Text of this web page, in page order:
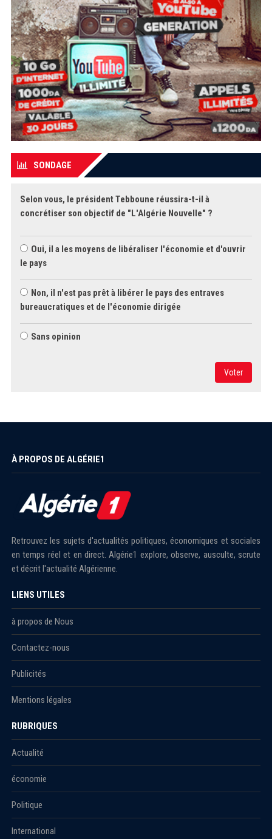
SONDAGE
Selon vous, le président Tebboune réussira-t-il à
concrétiser son objectif de "L'Algérie Nouvelle" ?
Oui, il a les moyens de libéraliser l'économie et d'ouvrir
le pays
Non, il n'est pas prêt à libérer le pays des entraves
bureaucratiques et de l'économie dirigée
Sans opinion
Voter
À PROPOS DE ALGÉRIE1
Retrouvez les sujets d'actualités politiques, économiques et sociales
en temps réel et en direct. Algérie1 explore, observe, ausculte, scrute
et décrit l'actualité Algérienne.
LIENS UTILES
à propos de Nous
Contactez-nous
Publicités
Mentions légales
RUBRIQUES
Actualité
économie
Politique
International